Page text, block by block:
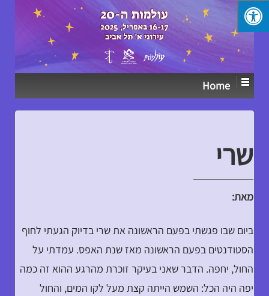
↓
SKIP
TO
CONTENT
Home
שרי
מאת:
ביום שבו פגשתי בפעם הראשונה את שרי בדיוק הגעתי לחוף
הסטודנטים בפעם הראשונה מאז שנת האפס. עמדתי על
החול, יחפה. הדבר שאני בעיקר זוכרת מהרגע ההוא זה כמה
יפה היה הכל: השמש הייתה קצת מעל לקו המים, והחול